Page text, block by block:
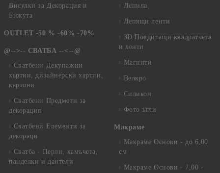
Висулки за Декорация и
Бижута
OUTLET -50 % -60% -70%
@-->-- СВАТБА --<--@
Сватбени Декупажни
хартии, дизайнерски хартии,
картони
Сватбени Предмети за
декорация
Сватбени Елементи за
декораци
Сватба - Перли, камъчета,
панделки и дантели
Лепила
Лепящи ленти
3D Повдигащи квадратчета
и ленти
Магнити
Велкро
Силикон
Фото ъгли
Макраме
Макраме Основи - до 6,00
см
Макраме Основи - 7,00 -